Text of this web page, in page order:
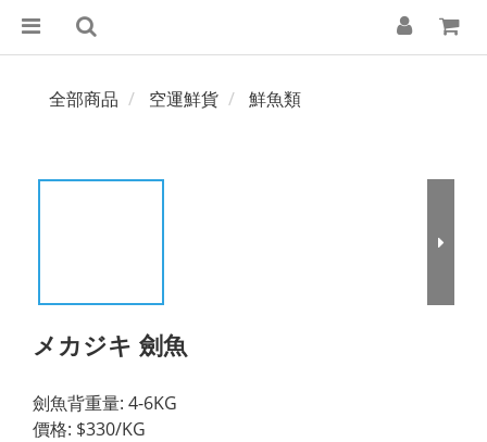
全部商品 空運鮮貨 鮮魚類
メカジキ 劍魚
劍魚背重量: 4-6KG
價格: $330/KG